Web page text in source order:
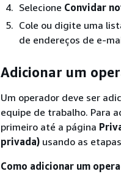
Selecione Convidar
Cole ou digite uma
de endereços de e-
Adicionar um
Um operador deve ser
equipe de trabalho. Para
primeiro até a página
privada) usando as
Como adicionar um